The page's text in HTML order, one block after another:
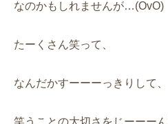
なのかもしれませんが…(OvO)
たーくさん笑って、
なんだかすーーーっきりして、
笑うことの大切さをじーーー